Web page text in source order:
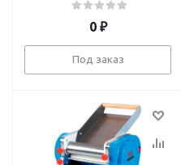
0₽
Под заказ